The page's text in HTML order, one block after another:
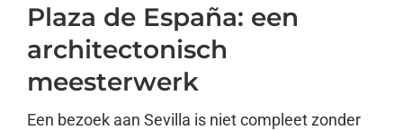
Plaza de España: een
architectonisch
meesterwerk
Een bezoek aan Sevilla is niet compleet zonder